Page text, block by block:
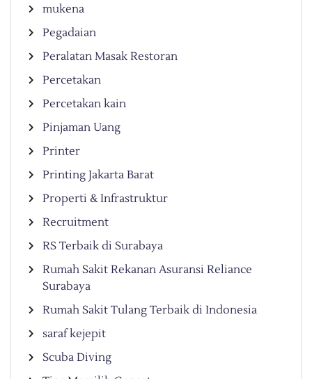
mukena
Pegadaian
Peralatan Masak Restoran
Percetakan
Percetakan kain
Pinjaman Uang
Printer
Printing Jakarta Barat
Properti & Infrastruktur
Recruitment
RS Terbaik di Surabaya
Rumah Sakit Rekanan Asuransi Reliance
Surabaya
Rumah Sakit Tulang Terbaik di Indonesia
saraf kejepit
Scuba Diving